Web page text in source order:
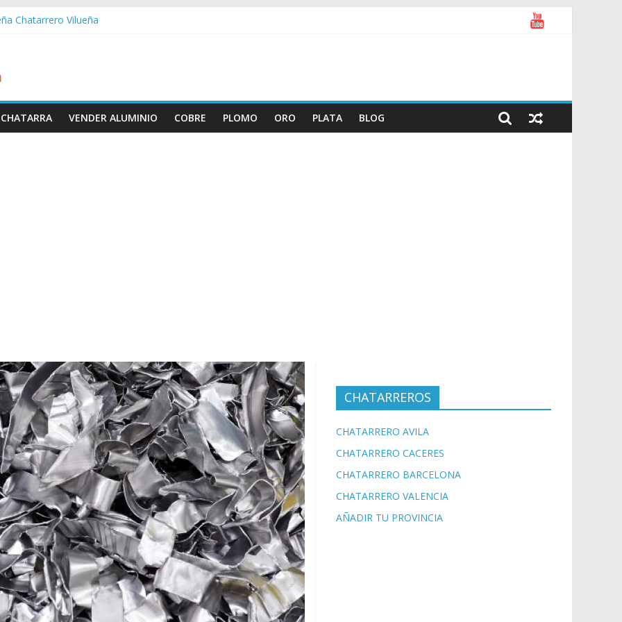
Chatarrero Vilueña
Chatarrero Zaida
Chatarrero Vistabella
VENDER ALUMINIO COBRE PLOMO ORO PLATA BLOG
CHATARREROS
CHATARRERO AVILA
CHATARRERO CACERES
CHATARRERO BARCELONA
CHATARRERO VALENCIA
AÑADIR TU PROVINCIA